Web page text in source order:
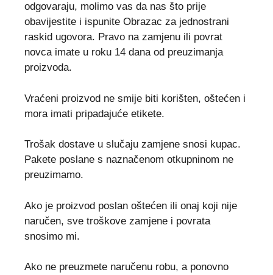
odgovaraju, molimo vas da nas što prije
obavijestite i ispunite Obrazac za jednostrani
raskid ugovora. Pravo na zamjenu ili povrat
novca imate u roku 14 dana od preuzimanja
proizvoda.
Vraćeni proizvod ne smije biti korišten, oštećen i
mora imati pripadajuće etikete.
Trošak dostave u slučaju zamjene snosi kupac.
Pakete poslane s naznačenom otkupninom ne
preuzimamo.
Ako je proizvod poslan oštećen ili onaj koji nije
naručen, sve troškove zamjene i povrata
snosimo mi.
Ako ne preuzmete naručenu robu, a ponovno